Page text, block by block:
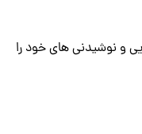
به راحتی مواد غذایی و نوشیدنی‌ های خود را